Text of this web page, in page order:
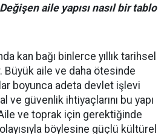
aile yapısı nasıl bir tablo
kan bağı binlerce yıllık tarihsel
Büyük aile ve daha ötesinde
boyunca adeta devlet işlevi
ve güvenlik ihtiyaçlarını bu yapı
ve toprak için gerektiğinde
böylesine güçlü kültürel